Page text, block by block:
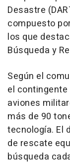
Desastre
compuesto
los que
Búsqueda y
Según el
el
aviones
más de 90
tecnología. El
de rescate
búsqueda